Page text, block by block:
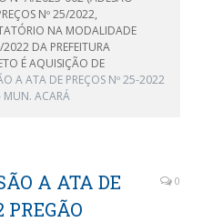
Nº 25/2022,
NA MODALIDADE
DA PREFEITURA
É AQUISIÇÃO DE
A ATA DE PREÇOS Nº 25-2022
MUN. ACARÁ
A ATA DE
PREGÃO
0